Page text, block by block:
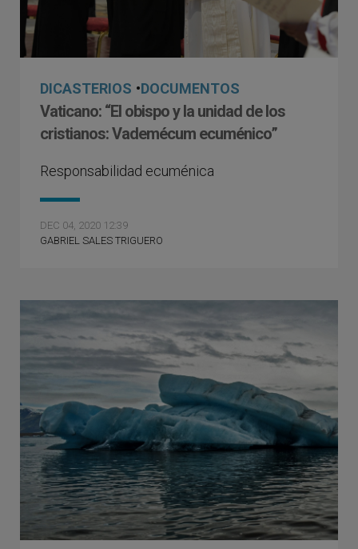
DICASTERIOS •DOCUMENTOS
Vaticano: “El obispo y la unidad de los
cristianos: Vademécum ecuménico”
Responsabilidad ecuménica
DEC 04, 2020 12:39
GABRIEL SALES TRIGUERO